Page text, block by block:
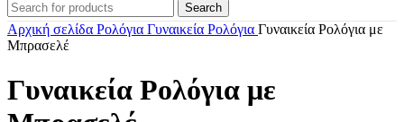
Search
Αρχική σελίδα Ρολόγια Γυναικεία Ρολόγια Γυναικεία Ρολόγια με
Μπρασελέ
Γυναικεία Ρολόγια με